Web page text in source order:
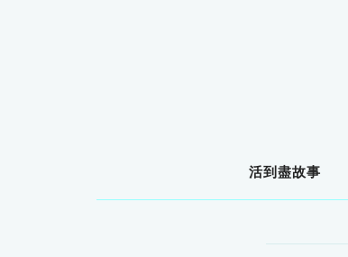
活到盡故事